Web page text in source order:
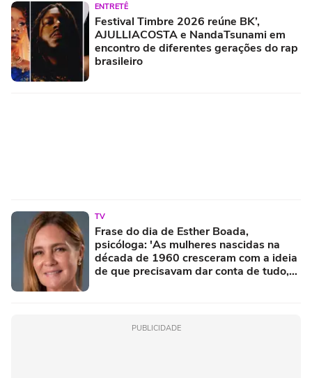
ENTRETÊ
Festival Timbre 2026 reúne BK’,
AJULLIACOSTA e NandaTsunami em
encontro de diferentes gerações do rap
brasileiro
TV
Frase do dia de Esther Boada,
psicóloga: 'As mulheres nascidas na
década de 1960 cresceram com a ideia
de que precisavam dar conta de tudo,
PUBLICIDADE